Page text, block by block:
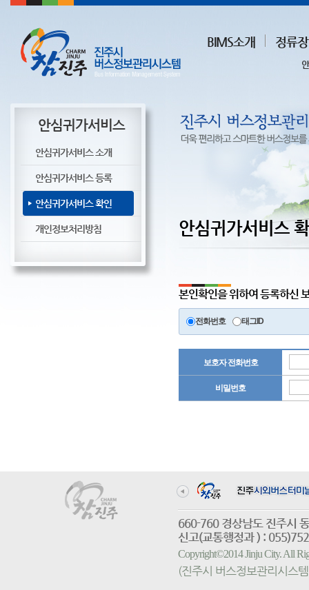
BIMS소개 정류
안심귀가서비스
안심귀가서비스 소개
안심귀가서비스 등록
안심귀가서비스 확인
개인정보처리방침 안심귀가서비스
본인확인을 위하여 등록하신
전화번호 태그ID
보호자 전화번호
비밀번호
660-760 경상남도 진
신고(교통행정과 ) :
Copyright©2014 Jinju City. All
(진주시 버스정보관리시스